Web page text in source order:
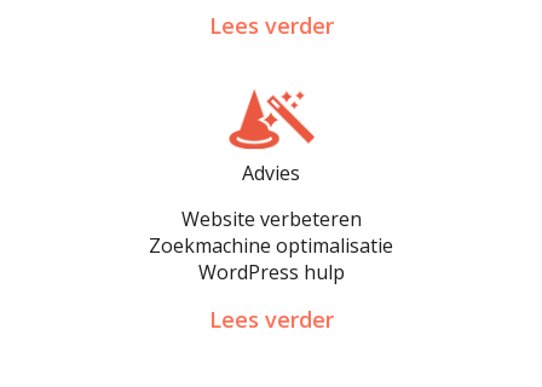
Lees verder
Advies
Website verbeteren
Zoekmachine optimalisatie
WordPress hulp
Lees verder